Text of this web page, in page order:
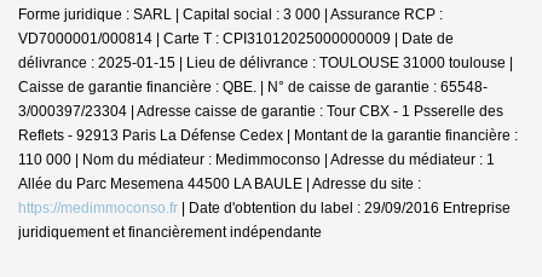
Forme juridique : SARL | Capital social : 3 000 | Assurance RCP :
VD7000001/000814 | Carte T : CPI31012025000000009 | Date de
délivrance : 2025-01-15 | Lieu de délivrance : TOULOUSE 31000 toulouse |
Caisse de garantie financière : QBE. | N° de caisse de garantie : 65548-
3/000397/23304 | Adresse caisse de garantie : Tour CBX - 1 Psserelle des
Reflets - 92913 Paris La Défense Cedex | Montant de la garantie financière :
110 000 | Nom du médiateur : Medimmoconso | Adresse du médiateur : 1
Allée du Parc Mesemena 44500 LA BAULE | Adresse du site :
https://medimmoconso.fr | Date d'obtention du label : 29/09/2016 Entreprise
juridiquement et financièrement indépendante